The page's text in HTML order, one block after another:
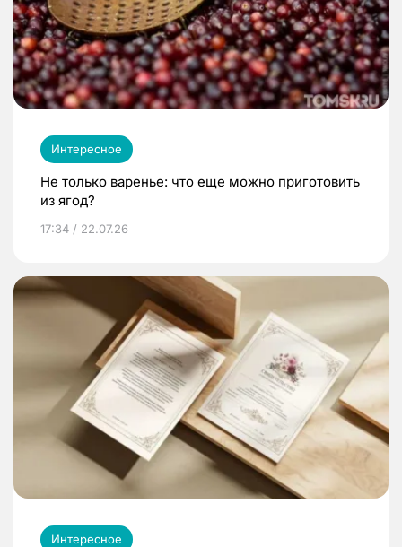
Интересное
Не только варенье: что еще можно приготовить
из ягод?
17:34 / 22.07.26
Интересное